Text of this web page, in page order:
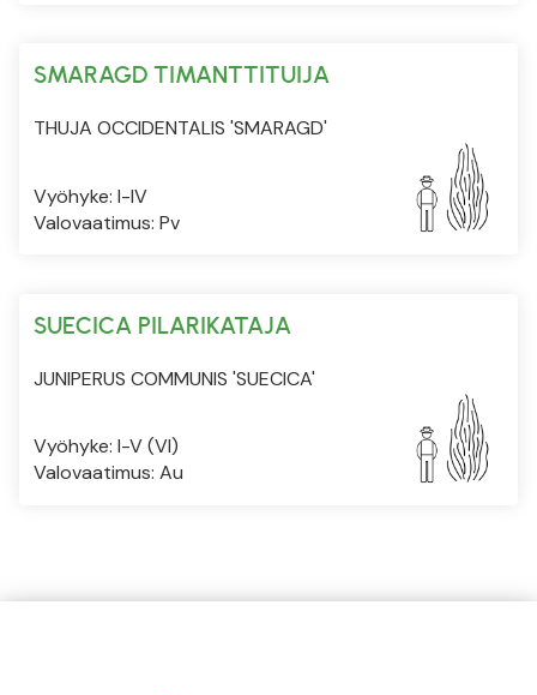
SMARAGD TIMANTTITUIJA
THUJA OCCIDENTALIS 'SMARAGD'
Vyöhyke: I-IV
Valovaatimus: Pv
SUECICA PILARIKATAJA
JUNIPERUS COMMUNIS 'SUECICA'
Vyöhyke: I-V (VI)
Valovaatimus: Au